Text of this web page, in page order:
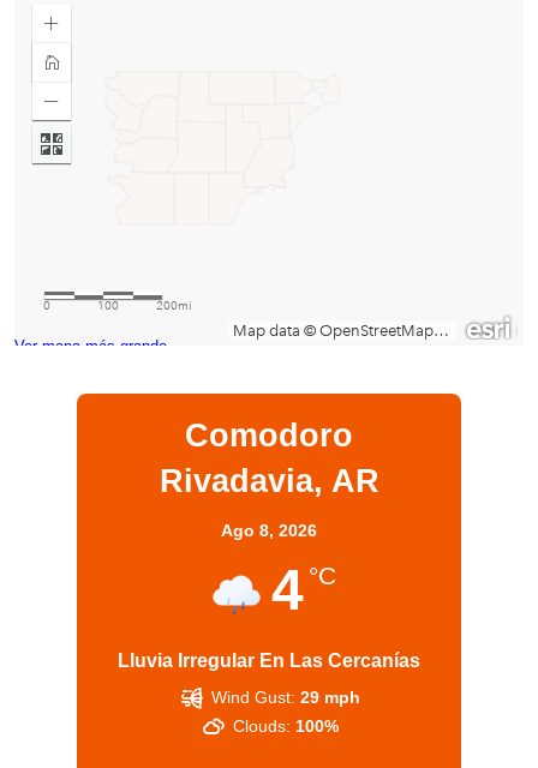
Ver mapa más grande
Comodoro
Rivadavia, AR
Ago 8, 2026
4 °C
Lluvia Irregular En Las Cercanías
Wind Gust: 29 mph
Clouds: 100%